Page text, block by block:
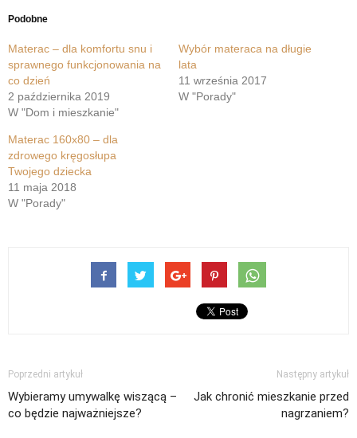
Podobne
Materac – dla komfortu snu i
sprawnego funkcjonowania na
co dzień
2 października 2019
W "Dom i mieszkanie"
Wybór materaca na długie
lata
11 września 2017
W "Porady"
Materac 160x80 – dla
zdrowego kręgosłupa
Twojego dziecka
11 maja 2018
W "Porady"
Poprzedni artykuł
Wybieramy umywalkę wiszącą –
co będzie najważniejsze?
Następny artykuł
Jak chronić mieszkanie przed
nagrzaniem?